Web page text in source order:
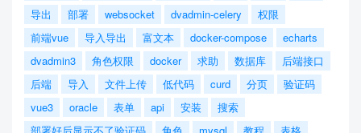
导出
部署 websocket dvadmin-celery
权限
前端vue
导入导出 富文本 docker-compose
echarts
dvadmin3
角色权限 docker 求助 数据库
后端接口
后端
导入 文件上传 低代码 curd 分页
验证码
vue3
oracle 表单 api 安装
搜索
部署好后显示不了验证码
角色 mysql 教程
表格